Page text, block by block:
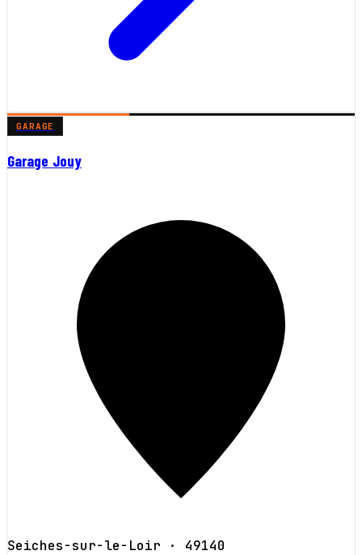
GARAGE
Garage Jouy
Seiches-sur-le-Loir · 49140